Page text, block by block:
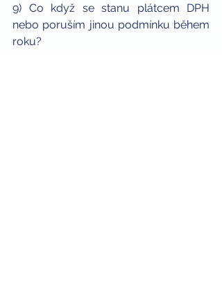
9) Co když se stanu plátcem DPH
nebo poruším jinou podmínku během
roku?